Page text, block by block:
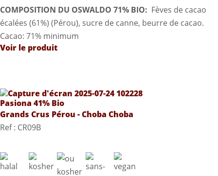
COMPOSITION DU OSWALDO 71% BIO: Fèves de cacao
écalées (61%) (Pérou), sucre de canne, beurre de cacao.
Cacao: 71% minimum
Voir le produit
Pasiona 41% Bio
Grands Crus Pérou - Choba Choba
Ref : CR09B